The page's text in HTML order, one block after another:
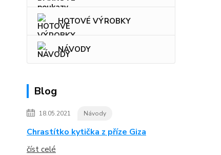
HOTOVÉ VÝROBKY
NÁVODY
Blog
18.05.2021 Návody
Chrastítko kytička z příze Giza
číst celé